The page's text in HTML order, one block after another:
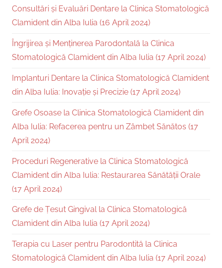
Consultări și Evaluări Dentare la Clinica Stomatologică
Clamident din Alba Iulia (16 April 2024)
Îngrijirea și Menținerea Parodontală la Clinica
Stomatologică Clamident din Alba Iulia (17 April 2024)
Implanturi Dentare la Clinica Stomatologică Clamident
din Alba Iulia: Inovație și Precizie (17 April 2024)
Grefe Osoase la Clinica Stomatologică Clamident din
Alba Iulia: Refacerea pentru un Zâmbet Sănătos (17
April 2024)
Proceduri Regenerative la Clinica Stomatologică
Clamident din Alba Iulia: Restaurarea Sănătății Orale
(17 April 2024)
Grefe de Țesut Gingival la Clinica Stomatologică
Clamident din Alba Iulia (17 April 2024)
Terapia cu Laser pentru Parodontită la Clinica
Stomatologică Clamident din Alba Iulia (17 April 2024)